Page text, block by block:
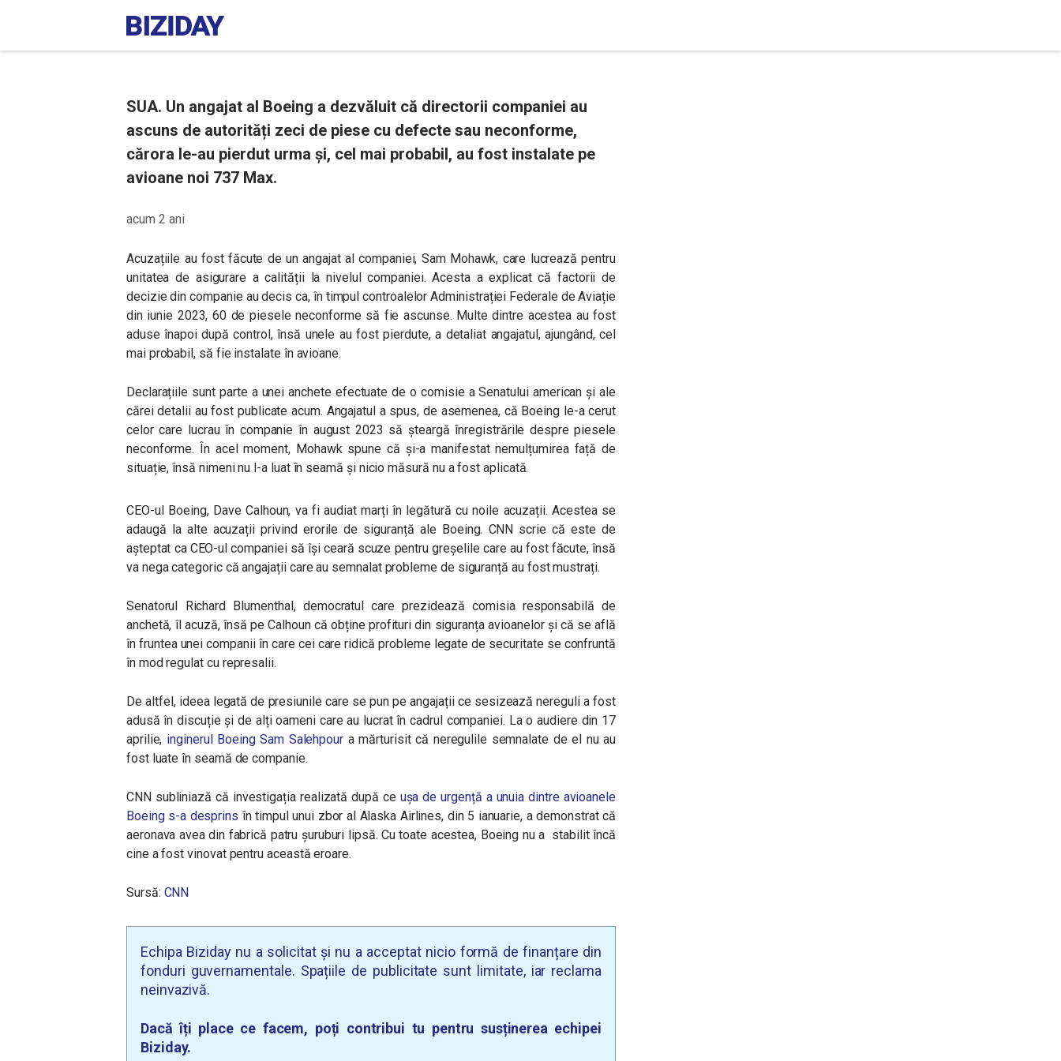
SUA. Un angajat al Boeing a dezvăluit că directorii companiei au
ascuns de autorități zeci de piese cu defecte sau neconforme,
cărora le-au pierdut urma și, cel mai probabil, au fost instalate pe
avioane noi 737 Max.
acum 2 ani
Acuzațiile au fost făcute de un angajat al companiei, Sam Mohawk, care lucrează pentru
unitatea de asigurare a calității la nivelul companiei. Acesta a explicat că factorii de
decizie din companie au decis ca, în timpul controalelor Administrației Federale de Aviație
din iunie 2023, 60 de piesele neconforme să fie ascunse. Multe dintre acestea au fost
aduse înapoi după control, însă unele au fost pierdute, a detaliat angajatul, ajungând, cel
mai probabil, să fie instalate în avioane.
Declarațiile sunt parte a unei anchete efectuate de o comisie a Senatului american și ale
cărei detalii au fost publicate acum. Angajatul a spus, de asemenea, că Boeing le-a cerut
celor care lucrau în companie în august 2023 să șteargă înregistrările despre piesele
neconforme. În acel moment, Mohawk spune că și-a manifestat nemulțumirea față de
situație, însă nimeni nu l-a luat în seamă și nicio măsură nu a fost aplicată.
CEO-ul Boeing, Dave Calhoun, va fi audiat marți în legătură cu noile acuzații. Acestea se
adaugă la alte acuzații privind erorile de siguranță ale Boeing. CNN scrie că este de
așteptat ca CEO-ul companiei să își ceară scuze pentru greșelile care au fost făcute, însă
va nega categoric că angajații care au semnalat probleme de siguranță au fost mustrați.
Senatorul Richard Blumenthal, democratul care prezidează comisia responsabilă de
anchetă, îl acuză, însă pe Calhoun că obține profituri din siguranța avioanelor și că se află
în fruntea unei companii în care cei care ridică probleme legate de securitate se confruntă
în mod regulat cu represalii.
De altfel, ideea legată de presiunile care se pun pe angajații ce sesizează nereguli a fost
adusă în discuție și de alți oameni care au lucrat în cadrul companiei. La o audiere din 17
aprilie, inginerul Boeing Sam Salehpour a mărturisit că neregulile semnalate de el nu au
fost luate în seamă de companie.
CNN subliniază că investigația realizată după ce ușa de urgență a unuia dintre avioanele
Boeing s-a desprins în timpul unui zbor al Alaska Airlines, din 5 ianuarie, a demonstrat că
aeronava avea din fabrică patru șuruburi lipsă. Cu toate acestea, Boeing nu a stabilit încă
cine a fost vinovat pentru această eroare.
Sursă: CNN
Echipa Biziday nu a solicitat și nu a acceptat nicio formă de finanțare din
fonduri guvernamentale. Spațiile de publicitate sunt limitate, iar reclama
neinvazivă.
Dacă îți place ce facem, poți contribui tu pentru susținerea echipei
Biziday.